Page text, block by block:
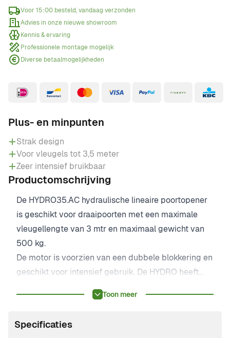
Voor 15:00 besteld, vandaag verzonden
Advies in onze nieuwe showroom
Kennis & ervaring
Professionele montage mogelijk
Diverse betaalmogelijkheden
Plus- en minpunten
Strak design
Voor vleugels tot 3,5 meter
Zeer intensief bruikbaar
Productomschrijving
De HYDRO35.AC hydraulische lineaire poortopener
is geschikt voor draaipoorten met een maximale
vleugellengte van 3 mtr en maximaal gewicht van
500 kg.
De motor is voorzien van een dubbele blokkering en
geschikt voor intensief gebruik. De HYDRO heeft
uitsluitend hoogwaardig materiaal, waardoor u
stroomuitval kan de motor eenvoudig worden
Toon meer
Specificaties